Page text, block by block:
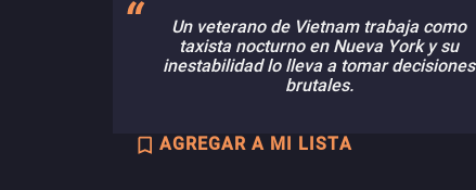
Un veterano de Vietnam trabaja como
taxista nocturno en Nueva York y su
inestabilidad lo lleva a tomar decisiones
brutales.
AGREGAR A MI LISTA